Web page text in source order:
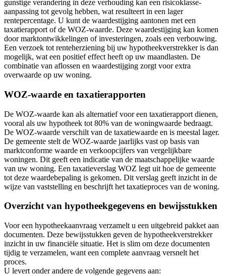
gunstige verandering in deze verhouding kan een risicoklasse-
aanpassing tot gevolg hebben, wat resulteert in een lager
rentepercentage. U kunt de waardestijging aantonen met een
taxatierapport of de WOZ-waarde. Deze waardestijging kan komen
door marktontwikkelingen of investeringen, zoals een verbouwing.
Een verzoek tot renteherziening bij uw hypotheekverstrekker is dan
mogelijk, wat een positief effect heeft op uw maandlasten. De
combinatie van aflossen en waardestijging zorgt voor extra
overwaarde op uw woning.
WOZ-waarde en taxatierapporten
De WOZ-waarde kan als alternatief voor een taxatierapport dienen,
vooral als uw hypotheek tot 80% van de woningwaarde bedraagt.
De WOZ-waarde verschilt van de taxatiewaarde en is meestal lager.
De gemeente stelt de WOZ-waarde jaarlijks vast op basis van
marktconforme waarde en verkoopcijfers van vergelijkbare
woningen. Dit geeft een indicatie van de maatschappelijke waarde
van uw woning. Een taxatieverslag WOZ legt uit hoe de gemeente
tot deze waardebepaling is gekomen. Dit verslag geeft inzicht in de
wijze van vaststelling en beschrijft het taxatieproces van de woning.
Overzicht van hypotheekgegevens en bewijsstukken
Voor een hypotheekaanvraag verzamelt u een uitgebreid pakket aan
documenten. Deze bewijsstukken geven de hypotheekverstrekker
inzicht in uw financiële situatie. Het is slim om deze documenten
tijdig te verzamelen, want een complete aanvraag versnelt het
proces.
U levert onder andere de volgende gegevens aan: